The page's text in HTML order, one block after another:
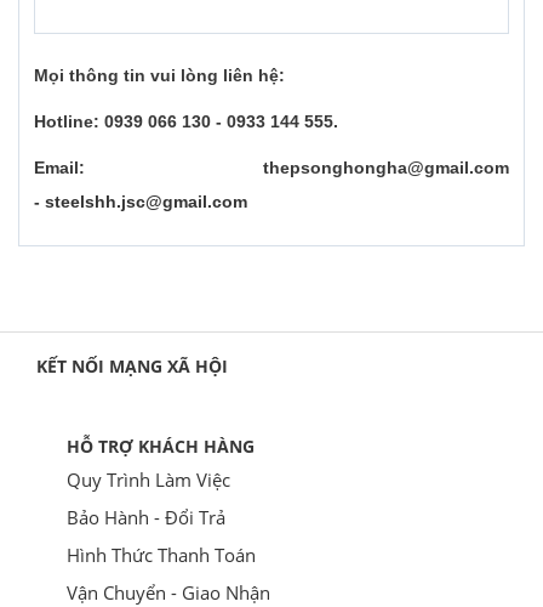
Mọi thông tin vui lòng liên hệ:
Hotline: 0939 066 130 - 0933 144 555.
Email: thepsonghongha@gmail.com
- steelshh.jsc@gmail.com
KẾT NỐI MẠNG XÃ HỘI
HỖ TRỢ KHÁCH HÀNG
Quy Trình Làm Việc
Bảo Hành - Đổi Trả
Hình Thức Thanh Toán
Vận Chuyển - Giao Nhận